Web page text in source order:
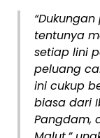
tentunya
setiap lini
peluang
ini cukup
biasa dari
Pangdam,